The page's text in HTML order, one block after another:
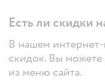
Есть ли скидки
В нашем интернет-
скидок. Вы можете
из меню сайта.